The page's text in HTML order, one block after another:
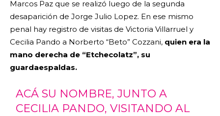
Marcos Paz que se realizó luego de la segunda
desaparición de Jorge Julio Lopez. En ese mismo
penal hay registro de visitas de Victoria Villarruel y
Cecilia Pando a Norberto “Beto” Cozzani, quien era la
mano derecha de “Etchecolatz”, su
guardaespaldas.
ACÁ SU NOMBRE, JUNTO A
CECILIA PANDO, VISITANDO AL